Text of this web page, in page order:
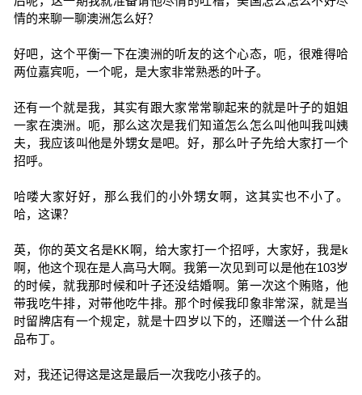
情的来聊一聊澳洲怎么好？
好吧，这个平衡一下在澳洲的听友的这个心态，呃，很难得哈
两位嘉宾呃，一个呢，是大家非常熟悉的叶子。
还有一个就是我，其实有跟大家常常聊起来的就是叶子的姐姐
一家在澳洲。呃，那么这次是我们知道怎么怎么叫他叫我叫姨
夫，我应该叫他是外甥女是吧。好，那么叶子先给大家打一个
招呼。
哈喽大家好好，那么我们的小外甥女啊，这其实也不小了。
哈，这课？
英，你的英文名是KK啊，给大家打一个招呼，大家好，我是k
啊，他这个现在是人高马大啊。我第一次见到可以是他在103岁
的时候，就我那时候和叶子还没结婚啊。第一次这个贿赂，他
带我吃牛排，对带他吃牛排。那个时候我印象非常深，就是当
时留牌店有一个规定，就是十四岁以下的，还赠送一个什么甜
品布丁。
对，我还记得这是这是最后一次我吃小孩子的。